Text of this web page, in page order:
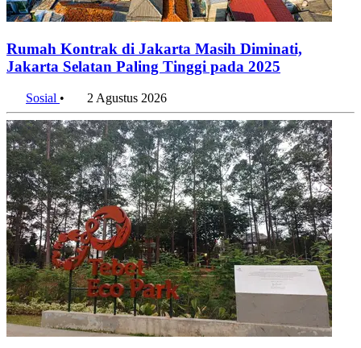
Rumah Kontrak di Jakarta Masih Diminati,
Jakarta Selatan Paling Tinggi pada 2025
Sosial • 2 Agustus 2026